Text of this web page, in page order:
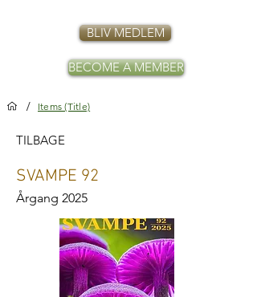
BLIV MEDLEM
/ Items (Title)
BECOME A MEMBER
TILBAGE
SVAMPE 92
Årgang 2025